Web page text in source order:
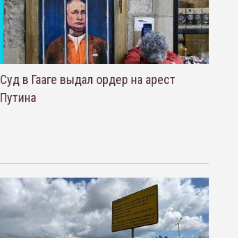
Суд в Гааге выдал ордер на арест
Путина